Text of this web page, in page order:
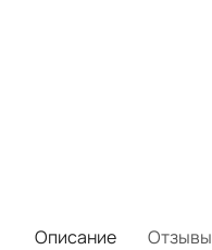
Описание Отзывы